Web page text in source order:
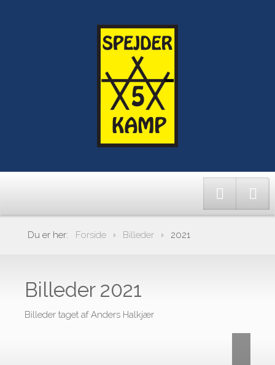
Du er her: Forside Billeder 2021
Billeder 2021
Billeder taget af Anders Halkjær